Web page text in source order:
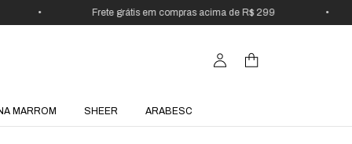
Frete grátis em compras acima de R$ 299
MARROM SHEER ARABESC